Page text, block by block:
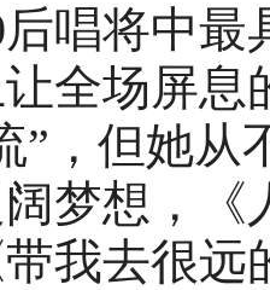
将中最
全场屏息
”，但她
梦想，
我去很